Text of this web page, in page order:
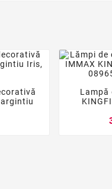
 
Lampă